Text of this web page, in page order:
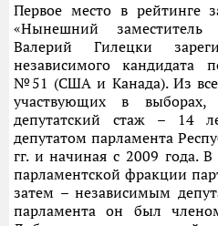
Первое место в рейтинге
«Нынешний заместитель
Валерий Гилецки
независимого кандидата
№51 (США и Канада). Из
участвующих в
депутатский стаж – 14
депутатом парламента
гг. и начиная с 2009 года.
парламентской фракции
затем – независимым
парламента он был